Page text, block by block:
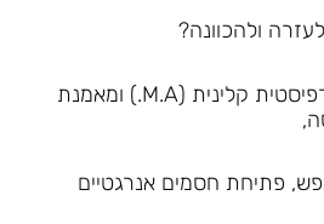
ולהכוונה?
פסיכותרפיסטית קלינית (M.A.) ומאמנת
פתיחת חסמים אנרגטיים